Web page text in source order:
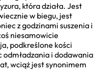
która działa. Jest
w biegu, jest
z godzinami suszenia i
niesamowicie
podkreślone kości
i dodawania
wciąż jest synonimem